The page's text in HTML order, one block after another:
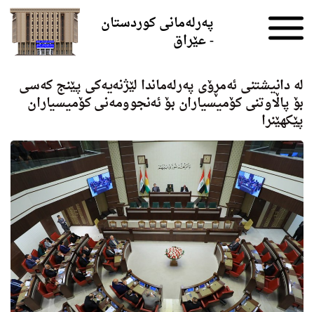
پەرلەمانی کوردستان
- عێراق
له‌ دانیشتنی ئه‌مڕۆی په‌رله‌ماندا لێژنه‌یه‌كی پێنج كه‌سی
بۆ پاڵاوتنی كۆمیسیاران بۆ ئه‌نجوومه‌نی كۆمیسیاران
پێكهێنرا